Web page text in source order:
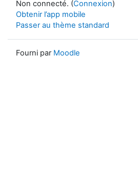
Non connecté. (Connexion)
Obtenir l’app mobile
Passer au thème standard
Fourni par Moodle